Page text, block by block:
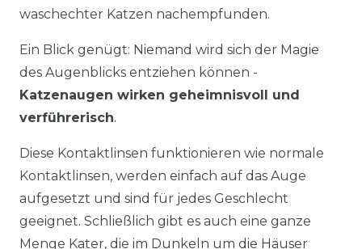
waschechter Katzen nachempfunden.
Ein Blick genügt: Niemand wird sich der Magie
des Augenblicks entziehen können -
Katzenaugen wirken geheimnisvoll und
verführerisch.
Diese Kontaktlinsen funktionieren wie normale
Kontaktlinsen, werden einfach auf das Auge
aufgesetzt und sind für jedes Geschlecht
geeignet. Schließlich gibt es auch eine ganze
Menge Kater, die im Dunkeln um die Häuser